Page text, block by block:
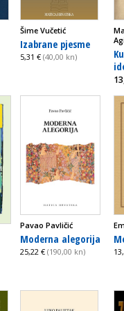
Šime Vučetić
Izabrane pjesme
5,31 € (40,00 kn)
Pavao Pavličić
Moderna alegorija
25,22 € (190,00 kn)